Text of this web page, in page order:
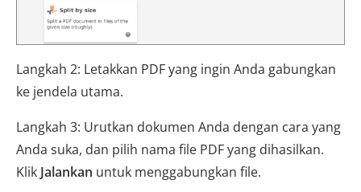
Langkah 2: Letakkan PDF yang ingin Anda gabungkan
ke jendela utama.
Langkah 3: Urutkan dokumen Anda dengan cara yang
Anda suka, dan pilih nama file PDF yang dihasilkan.
Klik Jalankan untuk menggabungkan file.